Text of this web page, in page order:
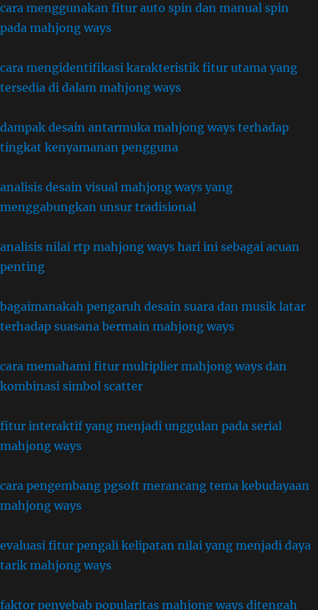
cara menggunakan fitur auto spin dan manual spin
pada mahjong ways
cara mengidentifikasi karakteristik fitur utama yang
tersedia di dalam mahjong ways
dampak desain antarmuka mahjong ways terhadap
tingkat kenyamanan pengguna
analisis desain visual mahjong ways yang
menggabungkan unsur tradisional
analisis nilai rtp mahjong ways hari ini sebagai acuan
penting
bagaimanakah pengaruh desain suara dan musik latar
terhadap suasana bermain mahjong ways
cara memahami fitur multiplier mahjong ways dan
kombinasi simbol scatter
fitur interaktif yang menjadi unggulan pada serial
mahjong ways
cara pengembang pgsoft merancang tema kebudayaan
mahjong ways
evaluasi fitur pengali kelipatan nilai yang menjadi daya
tarik mahjong ways
faktor penyebab popularitas mahjong ways ditengah